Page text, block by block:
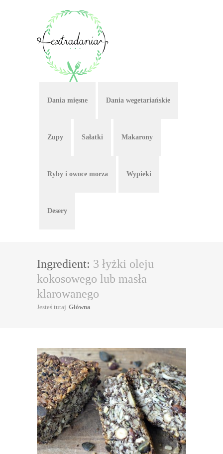
Dania mięsne Dania wegetariańskie
Zupy Sałatki Makarony
Ryby i owoce morza Wypieki
Desery
Ingredient: 3 łyżki oleju
kokosowego lub masła
klarowanego
Jesteś tutaj Główna